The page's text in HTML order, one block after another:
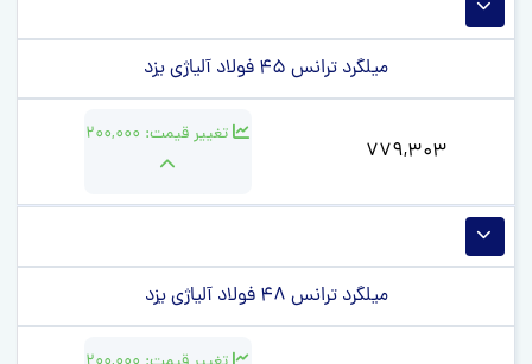
میلگرد ترانس 45 فولاد آلیاژی یزد
779,303
تغییر قیمت: 200,000
میلگرد ترانس 48 فولاد آلیاژی یزد